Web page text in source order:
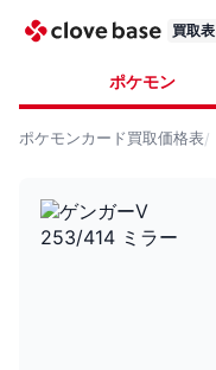
買取表
ポケモン
ポケモンカード買取価格表